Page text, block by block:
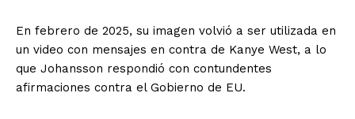
En febrero de 2025, su imagen volvió a ser utilizada en
un video con mensajes en contra de Kanye West, a lo
que Johansson respondió con contundentes
afirmaciones contra el Gobierno de EU.